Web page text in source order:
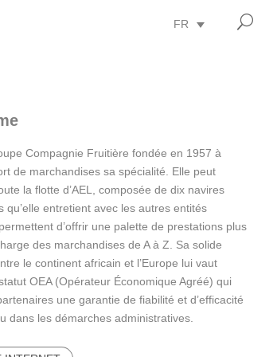
FR U
Compagnie Fruitière fondée en 1957 à
de marchandises sa spécialité. Elle peut
la flotte d’AEL, composée de dix navires
qu’elle entretient avec les autres entités
d’offrir une palette de prestations plus
des marchandises de A à Z. Sa solide
le continent africain et l’Europe lui vaut
OEA (Opérateur Économique Agréé) qui
une garantie de fiabilité et d’efficacité
dans les démarches administratives.